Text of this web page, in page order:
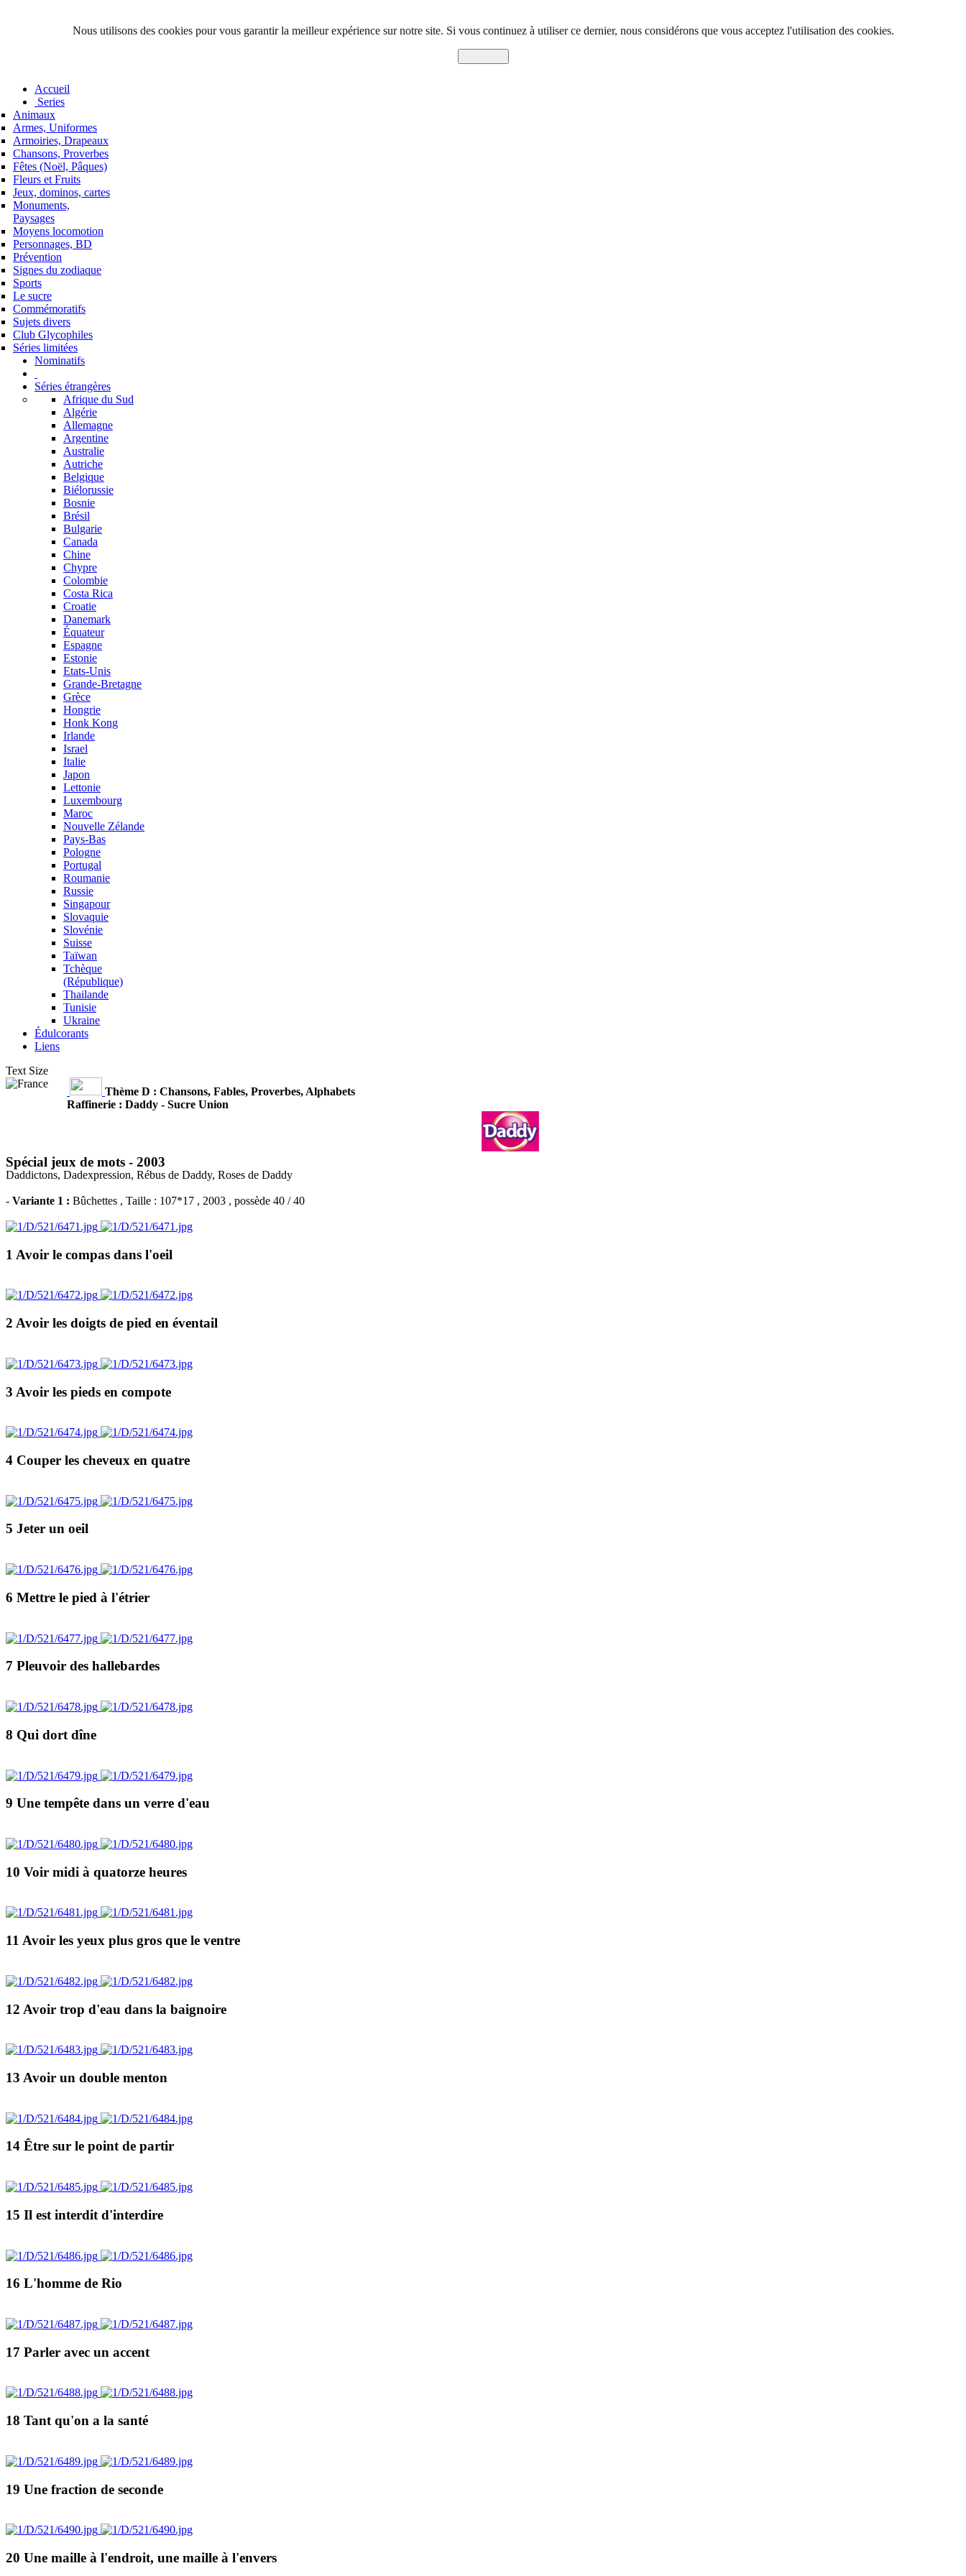
Nous utilisons des cookies pour vous garantir la meilleur expérience sur notre site. Si vous continuez à utiliser ce dernier, nous considérons que vous acceptez l'utilisation des cookies.
Accueil
Series
Animaux
Armes, Uniformes
Armoiries, Drapeaux
Chansons, Proverbes
Fêtes (Noël, Pâques)
Fleurs et Fruits
Jeux, dominos, cartes
Monuments,
Paysages
Moyens locomotion
Personnages, BD
Prévention
Signes du zodiaque
Sports
Le sucre
Commémoratifs
Sujets divers
Club Glycophiles
Séries limitées
Nominatifs
Séries étrangères
Afrique du Sud
Algérie
Allemagne
Argentine
Australie
Autriche
Belgique
Biélorussie
Bosnie
Brésil
Bulgarie
Canada
Chine
Chypre
Colombie
Costa Rica
Croatie
Danemark
Équateur
Espagne
Estonie
Etats-Unis
Grande-Bretagne
Grèce
Hongrie
Honk Kong
Irlande
Israel
Italie
Japon
Lettonie
Luxembourg
Maroc
Nouvelle Zélande
Pays-Bas
Pologne
Portugal
Roumanie
Russie
Singapour
Slovaquie
Slovénie
Suisse
Taïwan
Tchèque
(République)
Thailande
Tunisie
Ukraine
Édulcorants
Liens
Text Size
Thème D : Chansons, Fables, Proverbes, Alphabets
Raffinerie : Daddy - Sucre Union
Spécial jeux de mots - 2003
Daddictons, Dadexpression, Rébus de Daddy, Roses de Daddy
- Variante 1 : Bûchettes , Taille : 107*17 , 2003 , possède 40 / 40
1 Avoir le compas dans l'oeil
2 Avoir les doigts de pied en éventail
3 Avoir les pieds en compote
4 Couper les cheveux en quatre
5 Jeter un oeil
6 Mettre le pied à l'étrier
7 Pleuvoir des hallebardes
8 Qui dort dîne
9 Une tempête dans un verre d'eau
10 Voir midi à quatorze heures
11 Avoir les yeux plus gros que le ventre
12 Avoir trop d'eau dans la baignoire
13 Avoir un double menton
14 Être sur le point de partir
15 Il est interdit d'interdire
16 L'homme de Rio
17 Parler avec un accent
18 Tant qu'on a la santé
19 Une fraction de seconde
20 Une maille à l'endroit, une maille à l'envers